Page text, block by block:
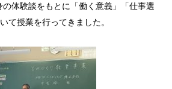
の体験談をもとに「働く意義」「仕事選
て授業を行ってきました。